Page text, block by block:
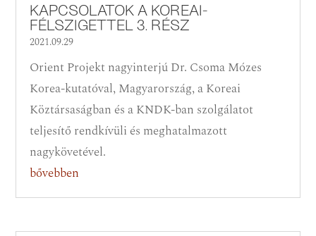
KAPCSOLATOK A KOREAI-
FÉLSZIGETTEL 3. RÉSZ
2021.09.29
Orient Projekt nagyinterjú Dr. Csoma Mózes
Korea-kutatóval, Magyarország, a Koreai
Köztársaságban és a KNDK-ban szolgálatot
teljesítő rendkívüli és meghatalmazott
nagykövetével.
bővebben